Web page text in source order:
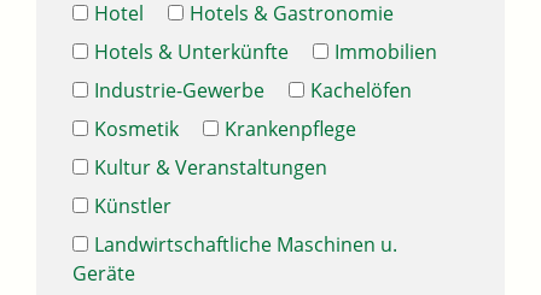
Hotel
Hotels & Gastronomie
Hotels & Unterkünfte
Immobilien
Industrie-Gewerbe
Kachelöfen
Kosmetik
Krankenpflege
Kultur & Veranstaltungen
Künstler
Landwirtschaftliche Maschinen u.
Geräte